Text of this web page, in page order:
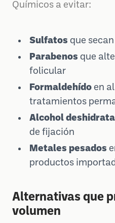
Químicos a evitar:
Sulfatos que
Parabenos que
folicular
Formaldehído en
tratamientos
Alcohol
de fijación
Metales pesados
productos
Alternativas que
volumen